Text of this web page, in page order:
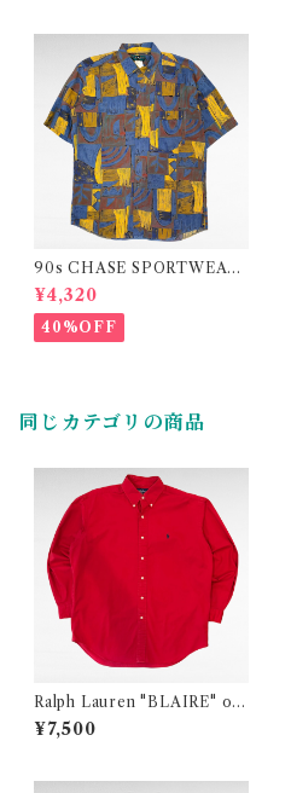
90s CHASE SPORTWEAR
design rayon shirt
¥4,320
40%OFF
同じカテゴリの商品
Ralph Lauren "BLAIRE" on
e point logo cotton BD shi
rt
¥7,500